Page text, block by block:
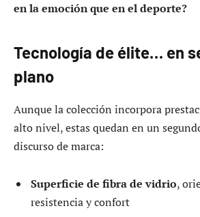
en la emoción que en el deporte?
Tecnología de élite… en
plano
Aunque la colección incorpora
alto nivel, estas quedan en un
discurso de marca:
Superficie de fibra de vidrio,
resistencia y confort